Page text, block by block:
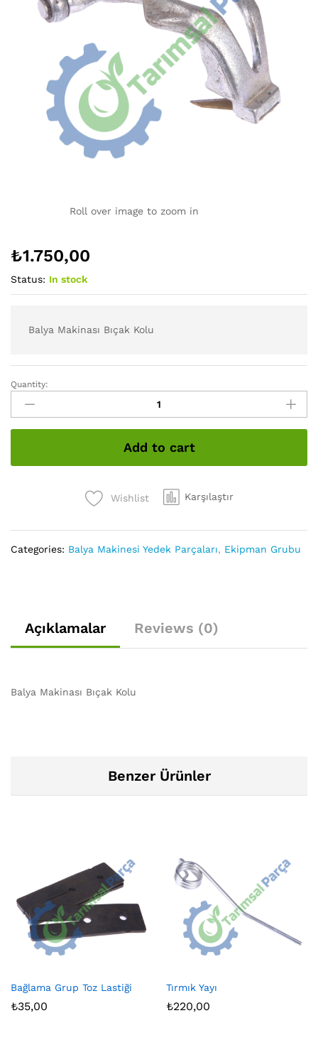
Roll over image to zoom in
₺1.750,00
Status: In stock
Balya Makinası Bıçak Kolu
Balya
Makinası
Bıçak
Kolu
Quantity:
Add to cart
Wishlist Karşılaştır
Categories: Balya Makinesi Yedek Parçaları, Ekipman Grubu
Açıklamalar Reviews (0)
Balya Makinası Bıçak Kolu
Benzer Ürünler
Bağlama Grup Toz Lastiği
₺35,00
Tırmık Yayı
₺220,00